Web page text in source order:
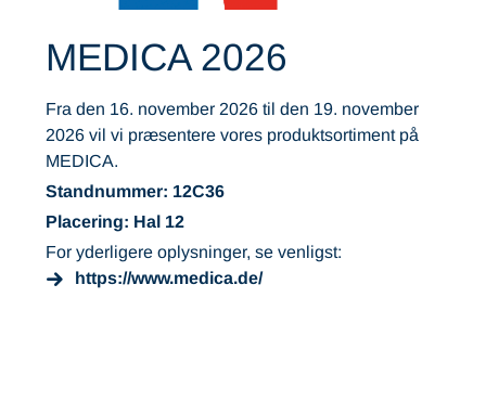
MEDICA 2026
Fra den 16. november 2026 til den 19. november
2026 vil vi præsentere vores produktsortiment på
MEDICA.
Standnummer: 12C36
Placering: Hal 12
For yderligere oplysninger, se venligst:
https://www.medica.de/